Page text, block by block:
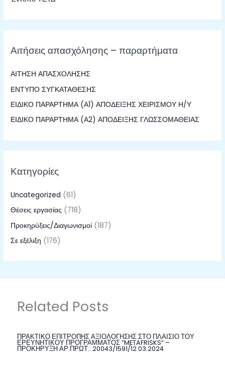
η
ι
α
Αιτήσεις απασχόλησης – παραρτήματα
ΑΙΤΗΣΗ ΑΠΑΣΧΟΛΗΣΗΣ
ΕΝΤΥΠΟ ΣΥΓΚΑΤΑΘΕΣΗΣ
ΕΙΔΙΚΟ ΠΑΡΑΡΤΗΜΑ (Α1) ΑΠΟΔΕΙΞΗΣ ΧΕΙΡΙΣΜΟΥ Η/Υ
ΕΙΔΙΚΟ ΠΑΡΑΡΤΗΜΑ (Α2) ΑΠΟΔΕΙΞΗΣ ΓΛΩΣΣΟΜΑΘΕΙΑΣ
Κατηγορίες
Uncategorized (61)
Θέσεις εργασίας (718)
Προκηρύξεις/Διαγωνισμοί (187)
Σε εξέλιξη (176)
Related Posts
ΠΡΑΚΤΙΚΟ ΕΠΙΤΡΟΠΗΣ ΑΞΙΟΛΟΓΗΣΗΣ ΣΤΟ ΠΛΑΙΣΙΟ ΤΟΥ
ΕΡΕΥΝΗΤΙΚΟΥ ΠΡΟΓΡΑΜΜΑΤΟΣ ”METAFRISKS” –
ΠΡΟΚΗΡΥΞΗ ΑΡ.ΠΡΩΤ.: 20043/1591/12.03.2024